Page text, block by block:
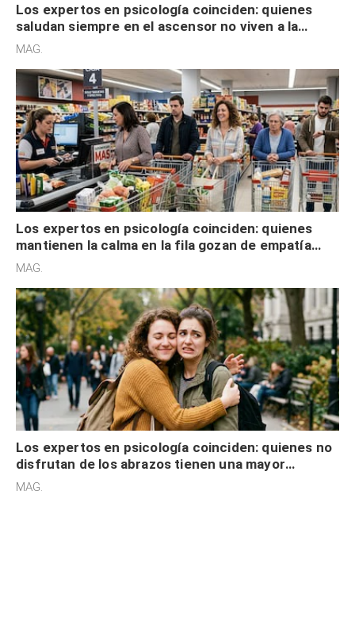
Los expertos en psicología coinciden: quienes
saludan siempre en el ascensor no viven a la
defensiva y tienen apertura social
MAG.
Los expertos en psicología coinciden: quienes
mantienen la calma en la fila gozan de empatía
cognitiva, gratitud y no solo tienen autocontrol
MAG.
Los expertos en psicología coinciden: quienes no
disfrutan de los abrazos tienen una mayor
sensibilidad a los estímulos físicos y no es por
MAG.